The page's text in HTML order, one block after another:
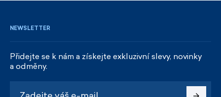
NEWSLETTER
Přidejte se k nám a získejte exkluzivní slevy, novinky
a odměny.